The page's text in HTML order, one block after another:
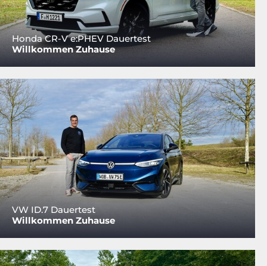
Honda CR-V e:PHEV Dauertest
Willkommen Zuhause
VW ID.7 Dauertest
Willkommen Zuhause